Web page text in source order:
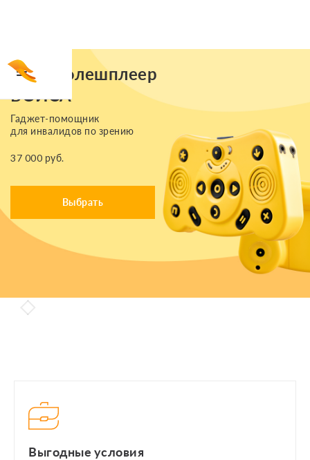
Тифлофлешплеер
ВОЙСА
Гаджет-помощник
для инвалидов по зрению
37 000 руб.
Выбрать
Выгодные условия